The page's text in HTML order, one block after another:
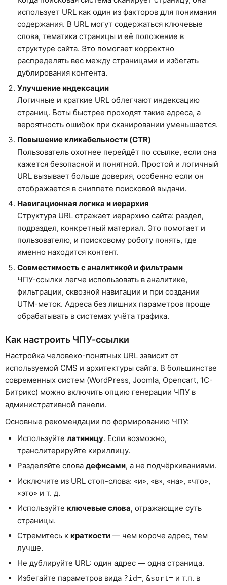
использует URL как один из факторов для понимания
содержания. В URL могут содержаться ключевые
слова, тематика страницы и её положение в
структуре сайта. Это помогает корректно
распределять вес между страницами и избегать
дублирования контента.
Улучшение индексации
Логичные и краткие URL облегчают индексацию
страниц. Боты быстрее проходят такие адреса, а
вероятность ошибок при сканировании уменьшается.
Повышение кликабельности (CTR)
Пользователь охотнее перейдёт по ссылке, если она
кажется безопасной и понятной. Простой и логичный
URL вызывает больше доверия, особенно если он
отображается в сниппете поисковой выдачи.
Навигационная логика и иерархия
Структура URL отражает иерархию сайта: раздел,
подраздел, конкретный материал. Это помогает и
пользователю, и поисковому роботу понять, где
именно находится контент.
Совместимость с аналитикой и фильтрами
ЧПУ-ссылки легче использовать в аналитике,
фильтрации, сквозной навигации и при создании
UTM-меток. Адреса без лишних параметров проще
обрабатывать в системах учёта трафика.
Как настроить ЧПУ-ссылки
Настройка человеко-понятных URL зависит от
используемой CMS и архитектуры сайта. В большинстве
современных систем (WordPress, Joomla, Opencart, 1C-
Битрикс) можно включить опцию генерации ЧПУ в
административной панели.
Основные рекомендации по формированию ЧПУ:
Используйте латиницу. Если возможно,
транслитерируйте кириллицу.
Разделяйте слова дефисами, а не подчёркиваниями.
Исключите из URL стоп-слова: «и», «в», «на», «что»,
«это» и т. д.
Используйте ключевые слова, отражающие суть
страницы.
Стремитесь к краткости — чем короче адрес, тем
лучше.
Не дублируйте URL: один адрес — одна страница.
Избегайте параметров вида ?id=, &sort= и т.п. в